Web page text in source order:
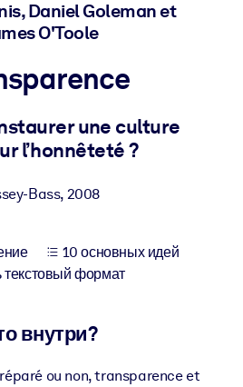
библиотеку надежными и готовыми к
структурированные знания для
Daniel Goleman et
O'Toole
une culture
l’honnêteté ?
Bass, 2008
10 основных идей
текстовый формат
внутри?
ou non, transparence et